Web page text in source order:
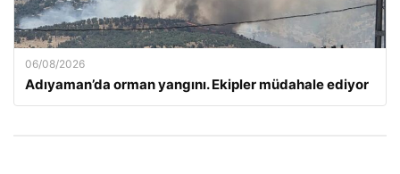
06/08/2026
Adıyaman’da orman yangını. Ekipler müdahale ediyor